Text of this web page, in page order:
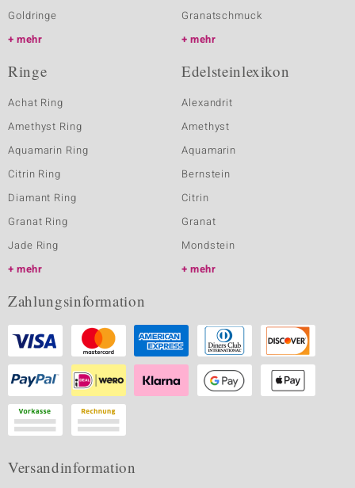
Goldringe
mehr
Granatschmuck
mehr
Ringe
Achat Ring
Amethyst Ring
Aquamarin Ring
Citrin Ring
Diamant Ring
Granat Ring
Jade Ring
mehr
Edelsteinlexikon
Alexandrit
Amethyst
Aquamarin
Bernstein
Citrin
Granat
Mondstein
mehr
Zahlungsinformation
Versandinformation